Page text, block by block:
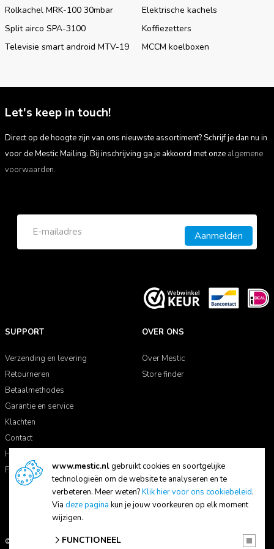
Rolkachel MRK-100 30mbar
Split airco SPA-3100
Televisie smart android MTV-19
Elektrische kachels
Koffiezetters
MCCM koelboxen
Let's keep in touch!
Direct op de hoogte zijn van ons nieuwste assortiment? Schrijf je dan nu in
voor de Mestic Mailing. Bij inschrijving ga je akkoord met onze algemene
voorwaarden.
Aanmelden
SUPPORT
Verzending en levering
Retourneren
Betaalmethodes
Garantie en service
Klachten
Contact
Handleidingen
FAQ
OVER ONS
Over Mestic
Store finder
© 2026 Mestic
www.mestic.nlgebruikt cookies en soortgelijke
technologieën om de website te analyseren en te
verbeteren. Meer weten?Klik hier voor ons cookiebeleid.
Via deze pagina kun je jouw voorkeuren op elk moment
wijzigen.
FUNCTIONEEL